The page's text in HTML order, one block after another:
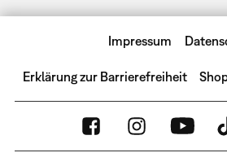
Impressum
Erklärung zur Barrierefreiheit